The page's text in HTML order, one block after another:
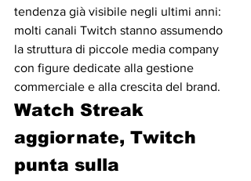
tendenza già visibile negli ultimi anni:
molti canali Twitch stanno assumendo
la struttura di piccole media company
con figure dedicate alla gestione
commerciale e alla crescita del brand.
Watch Streak
aggiornate, Twitch
punta sulla